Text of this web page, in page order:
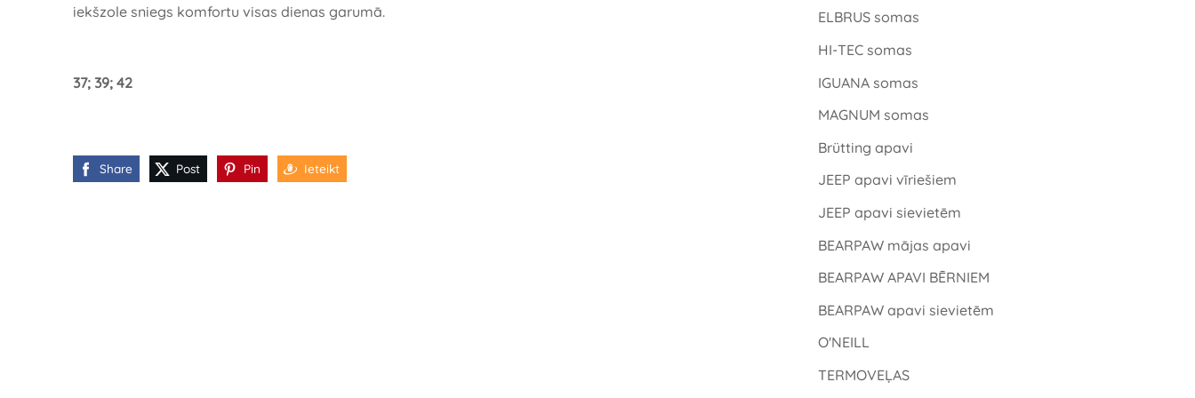
ELBRUS somas
HI-TEC somas
IGUANA somas
MAGNUM somas
Brütting apavi
JEEP apavi vīriešiem
JEEP apavi sievietēm
BEARPAW mājas apavi
BEARPAW APAVI BĒRNIEM
BEARPAW apavi sievietēm
O'NEILL
TERMOVEĻAS
iekšzole sniegs komfortu visas dienas garumā.
37; 39; 42
Share Post Pin Ieteikt